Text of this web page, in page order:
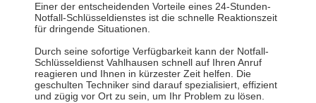
Einer der entscheidenden Vorteile eines 24-Stunden-
Notfall-Schlüsseldienstes ist die schnelle Reaktionszeit
für dringende Situationen.
Durch seine sofortige Verfügbarkeit kann der Notfall-
Schlüsseldienst Vahlhausen schnell auf Ihren Anruf
reagieren und Ihnen in kürzester Zeit helfen. Die
geschulten Techniker sind darauf spezialisiert, effizient
und zügig vor Ort zu sein, um Ihr Problem zu lösen.